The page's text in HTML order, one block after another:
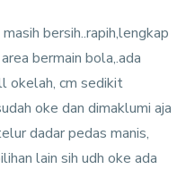
bersih..rapih,lengkap
bermain bola,.ada
okelah, cm sedikit
oke dan dimaklumi aja
dadar pedas manis,
lain sih udh oke ada